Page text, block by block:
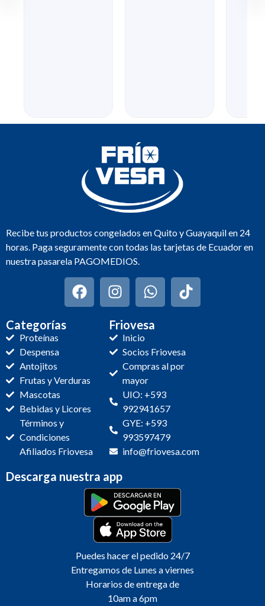
Recibe tus productos congelados en Quito y Guayaquil en 24
horas. Paga seguramente con todas las tarjetas de Ecuador en
nuestra pasarela PAGOMEDIOS.
Categorías
Proteínas
Despensa
Antojitos
Frutas y Verduras
Mascotas
Bebidas y Licores
Términos y
Condiciones
Afiliados Friovesa
Friovesa
Inicio
Socios Friovesa
Compras al por
mayor
UIO: +593
992941657
GYE: +593
993597479
info@friovesa.com
Descarga nuestra app
Puedes hacer el pedido 24/7
Entregamos de Lunes a viernes
Horarios de entrega de
10am a 6pm